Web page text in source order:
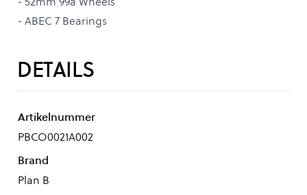
- ABEC 7 Bearings
DETAILS
Artikelnummer
PBCO0021A002
Brand
Plan B